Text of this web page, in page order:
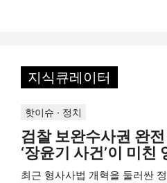
지식큐레이터
핫이슈 · 정치
검찰 보완수사권 완
‘장윤기 사건’이 미친
최근 형사사법 개혁을 둘러싼